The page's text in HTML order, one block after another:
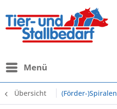
Menü
Übersicht (Förder-)Spiralen